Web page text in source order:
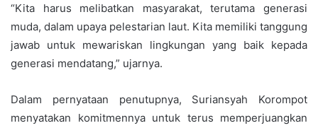
“Kita harus melibatkan masyarakat, terutama generasi
muda, dalam upaya pelestarian laut. Kita memiliki tanggung
jawab untuk mewariskan lingkungan yang baik kepada
generasi mendatang,” ujarnya.
Dalam pernyataan penutupnya, Suriansyah Korompot
menyatakan komitmennya untuk terus memperjuangkan